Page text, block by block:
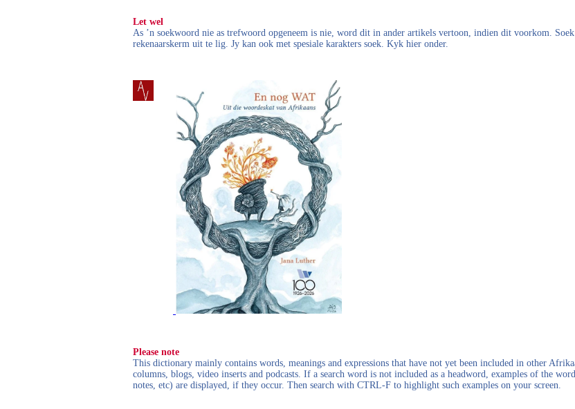
Let wel
As ’n soekwoord nie as trefwoord opgeneem is nie, word dit in ander artikels vertoon, indien dit voorkom.
rekenaarskerm uit te lig. Jy kan ook met spesiale karakters soek. Kyk hier onder.
Please note
This dictionary mainly contains words, meanings and expressions that have not yet been included in other
columns, blogs, video inserts and podcasts. If a search word is not included as a headword, examples of the
notes, etc) are displayed, if they occur. Then search with CTRL-F to highlight such examples on your screen.